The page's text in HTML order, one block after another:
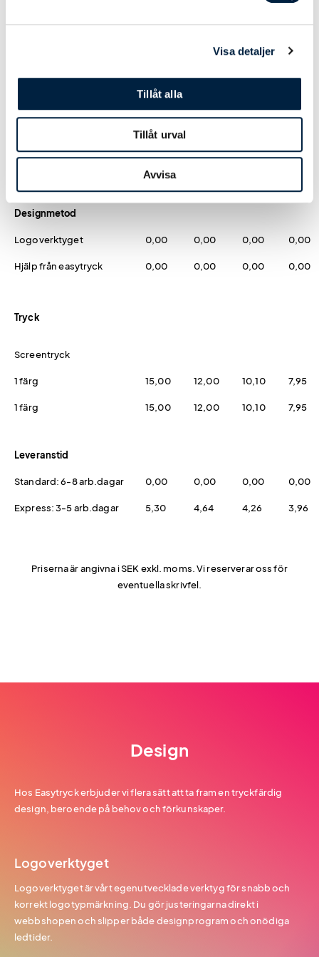
Visa detaljer
Tillåt alla
Tillåt urval
Avvisa
0,00 0,00 0,00
Svart 0,00
Mörkblå 0,00 0,00 0,00 0,00
0,00
Grön 0,00 0,00 0,00 0,00
Designmetod
Logoverktyget 0,00 0,00 0,00 0,00
Hjälp från easytryck 0,00 0,00 0,00 0,00
Tryck
Screentryck
1 färg 15,00 12,00 10,10 7,95
1 färg 15,00 12,00 10,10 7,95
Leveranstid
Standard: 6-8 arb.dagar 0,00 0,00 0,00 0,00
Express: 3-5 arb.dagar 5,30 4,64 4,26 3,96
Priserna är angivna i SEK exkl. moms. Vi reserverar oss för
eventuella skrivfel.
Design
Hos Easytryck erbjuder vi flera sätt att ta fram en tryckfärdig
design, beroende på behov och förkunskaper.
Logoverktyget
Logoverktyget är vårt egenutvecklade verktyg för snabb och
korrekt logotypmärkning. Du gör justeringarna direkt i
webbshopen och slipper både designprogram och onödiga
ledtider.